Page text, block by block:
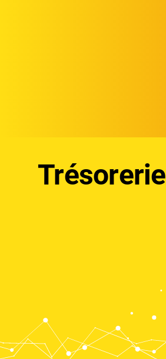
Trésorerie